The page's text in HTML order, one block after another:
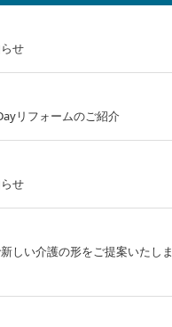
せ
リフォームのご紹介
せ
しい介護の形をご提案いたしま